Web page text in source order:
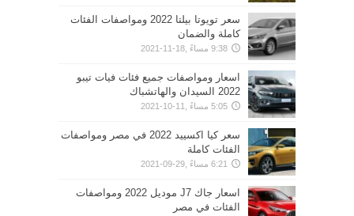
سعر تويوتا بيلتا 2022 ومواصفات الفئات
كاملة والضمان
9:38 مساءً ,18-11-2021
اسعار ومواصفات جميع فئات فيات تيبو
2022 السيدان والهاتشباك
5:05 مساءً ,11-10-2021
سعر كيا اكسييد 2022 في مصر ومواصفات
الفئات كاملة
6:21 مساءً ,29-09-2021
اسعار جاك J7 موديل 2022 ومواصفات
الفئات في مصر